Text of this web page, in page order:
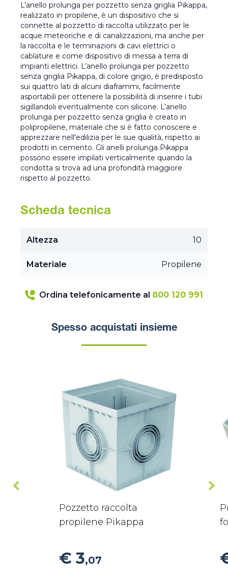
L’anello prolunga per pozzetto senza griglia Pikappa,
realizzato in propilene, è un dispositivo che si
connette al pozzetto di raccolta utilizzato per le
acque meteoriche e di canalizzazioni, ma anche per
la raccolta e le terminazioni di cavi elettrici o
cablature e come dispositivo di messa a terra di
impianti elettrici. L’anello prolunga per pozzetto
senza griglia Pikappa, di colore grigio, è predisposto
sui quattro lati di alcuni diaframmi, facilmente
asportabili per ottenere la possibilità di inserire i tubi
sigillandoli eventualmente con silicone. L’anello
prolunga per pozzetto senza griglia è creato in
polipropilene, materiale che si è fatto conoscere e
apprezzare nell'edilizia per le sue qualità, rispetto ai
prodotti in cemento. Gli anelli prolunga Pikappa
possono essere impilati verticalmente quando la
condotta si trova ad una profondità maggiore
rispetto al pozzetto.
Scheda tecnica
Altezza 10
Materiale Propilene
Ordina telefonicamente al 800 120 991
Spesso acquistati insieme
Pozzetto raccolta
propilene Pikappa
€ 3,07